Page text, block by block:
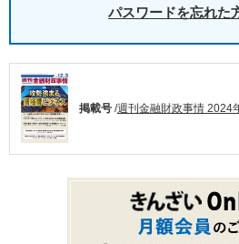
パスワードを忘れた
掲載号 /週刊金融財政事情 2024